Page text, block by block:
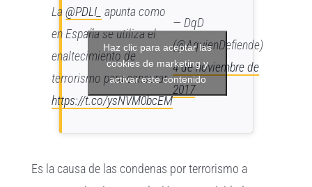
La@PDLI_ apunta como
en España se utiliza el
enaltecimiento de
terrorismo para censurar
https://t.co/ysNVM0bcEM
— DqD
(@AquienDefiende)
4 de noviembre de
2017
Haz clic para aceptar las
cookies de marketing y
activar este contenido
Es la causa de las condenas por terrorismo a